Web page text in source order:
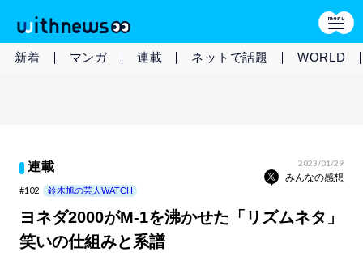
新着 マンガ 連載 ネットで話題 WORLD
連載 2023/01/29
みんなの感想
#102 鈴木旭の芸人WATCH
ヨネダ2000がM-1を沸かせた「リズムネタ」
笑いの仕組みと系譜